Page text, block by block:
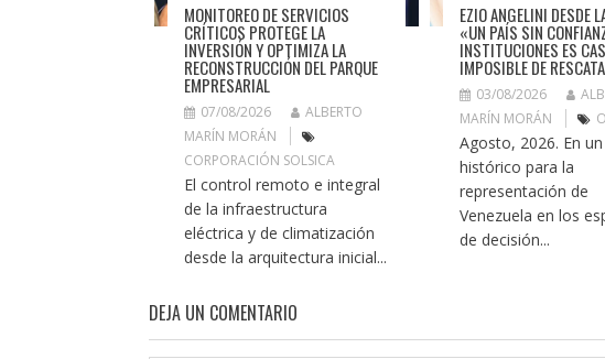
MONITOREO DE SERVICIOS
CRÍTICOS PROTEGE LA
INVERSIÓN Y OPTIMIZA LA
RECONSTRUCCIÓN DEL PARQUE
EMPRESARIAL
07/08/2026
ALBERTO
MARÍN MORÁN
CORPORACIÓN SOLSICA
El control remoto e integral
de la infraestructura
eléctrica y de climatización
desde la arquitectura inicial...
EZIO ANGELINI DESDE
«UN PAÍS SIN
INSTITUCIONES ES
IMPOSIBLE DE
03/08/2026
MARÍN MORÁN
Agosto, 2026. En
histórico para la
representación de
Venezuela en los
de decisión...
DEJA UN COMENTARIO